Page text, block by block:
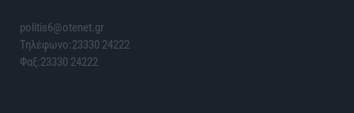
politis6@otenet.gr
Τηλέφωνο:23330 24222
Φαξ:23330 24222